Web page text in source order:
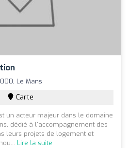
Le Mans
Carte
un acteur majeur dans le domaine
dédié à l'accompagnement des
leurs projets de logement et
Lire la suite